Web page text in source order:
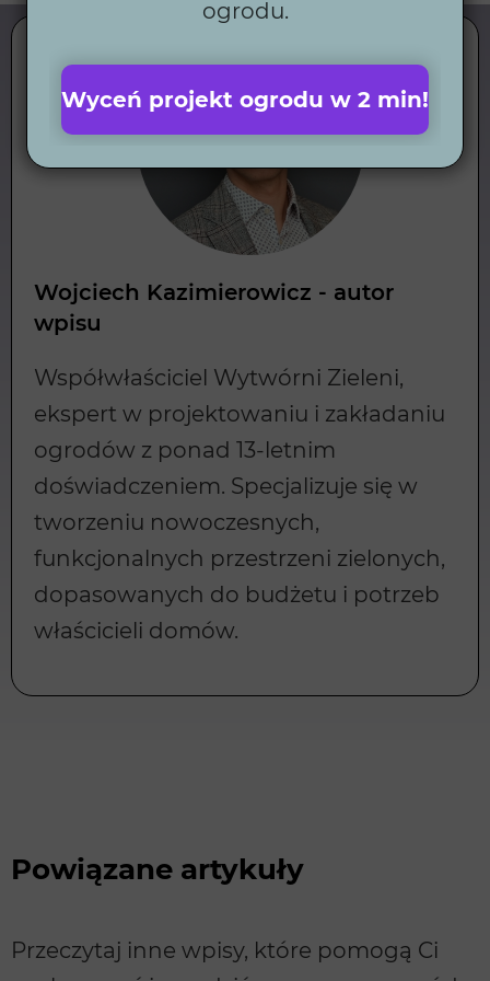
Wojciech Kazimierowicz - autor
wpisu
Współwłaściciel Wytwórni Zieleni,
ekspert w projektowaniu i zakładaniu
ogrodów z ponad 13-letnim
doświadczeniem. Specjalizuje się w
tworzeniu nowoczesnych,
funkcjonalnych przestrzeni zielonych,
dopasowanych do budżetu i potrzeb
właścicieli domów.
Powiązane artykuły
Przeczytaj inne wpisy, które pomogą Ci
ogrodu.
Wyceń projekt ogrodu w 2 min!